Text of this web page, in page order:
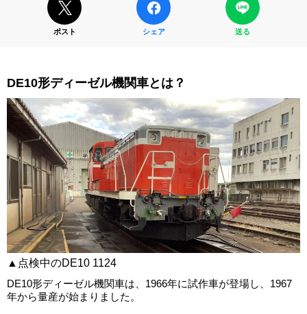
ポスト シェア 送る
DE10形ディーゼル機関車とは？
▲点検中のDE10 1124
DE10形ディーゼル機関車は、1966年に試作車が登場し、1967
年から量産が始まりました。